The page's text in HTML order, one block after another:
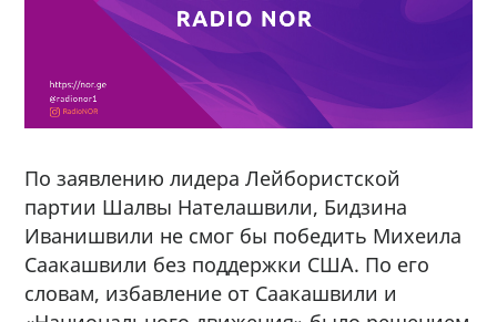
По заявлению лидера Лейбористской
партии Шалвы Нателашвили, Бидзина
Иванишвили не смог бы победить Михеила
Саакашвили без поддержки США. По его
словам, избавление от Саакашвили и